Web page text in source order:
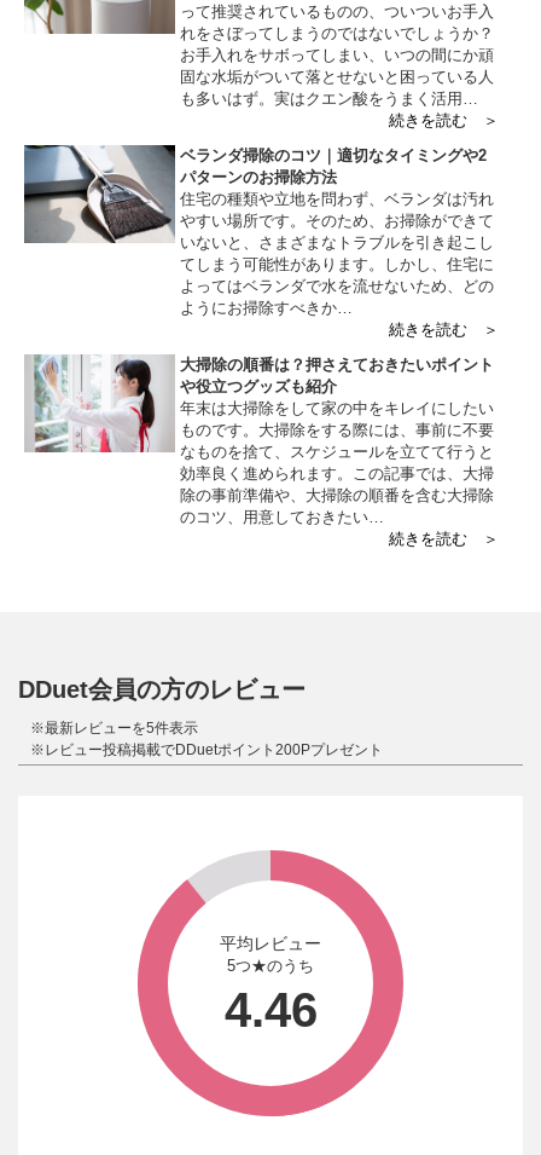
って推奨されているものの、ついついお手入
れをさぼってしまうのではないでしょうか？
お手入れをサボってしまい、いつの間にか頑
固な水垢がついて落とせないと困っている人
も多いはず。実はクエン酸をうまく活用…
続きを読む ＞
ベランダ掃除のコツ｜適切なタイミングや2
パターンのお掃除方法
住宅の種類や立地を問わず、ベランダは汚れ
やすい場所です。そのため、お掃除ができて
いないと、さまざまなトラブルを引き起こし
てしまう可能性があります。しかし、住宅に
よってはベランダで水を流せないため、どの
ようにお掃除すべきか…
続きを読む ＞
大掃除の順番は？押さえておきたいポイント
や役立つグッズも紹介
年末は大掃除をして家の中をキレイにしたい
ものです。大掃除をする際には、事前に不要
なものを捨て、スケジュールを立てて行うと
効率良く進められます。この記事では、大掃
除の事前準備や、大掃除の順番を含む大掃除
のコツ、用意しておきたい…
続きを読む ＞
DDuet会員の方のレビュー
※最新レビューを5件表示
※レビュー投稿掲載でDDuetポイント200Pプレゼント
平均レビュー
5つ★のうち
4.46